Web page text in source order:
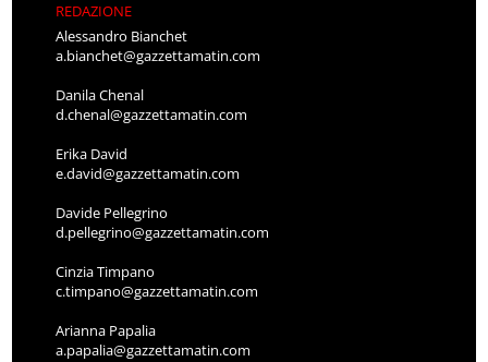
REDAZIONE
Alessandro Bianchet
a.bianchet@gazzettamatin.com
Danila Chenal
d.chenal@gazzettamatin.com
Erika David
e.david@gazzettamatin.com
Davide Pellegrino
d.pellegrino@gazzettamatin.com
Cinzia Timpano
c.timpano@gazzettamatin.com
Arianna Papalia
a.papalia@gazzettamatin.com